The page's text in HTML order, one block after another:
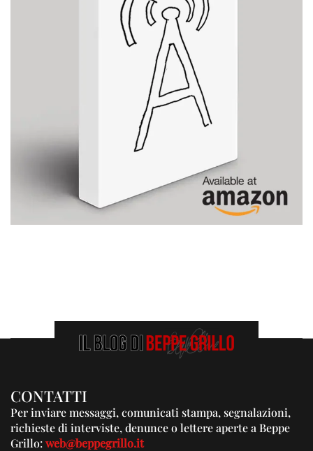
CONTATTI
Per inviare messaggi, comunicati stampa, segnalazioni,
richieste di interviste, denunce o lettere aperte a Beppe
Grillo:web@beppegrillo.it